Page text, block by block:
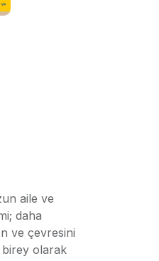
aile ve
daha
ve çevresini
birey olarak